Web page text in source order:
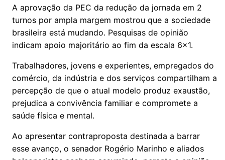
A aprovação da PEC da redução da jornada em 2
turnos por ampla margem mostrou que a sociedade
brasileira está mudando. Pesquisas de opinião
indicam apoio majoritário ao fim da escala 6x1.
Trabalhadores, jovens e experientes, empregados do
comércio, da indústria e dos serviços compartilham a
percepção de que o atual modelo produz exaustão,
prejudica a convivência familiar e compromete a
saúde física e mental.
Ao apresentar contraproposta destinada a barrar
esse avanço, o senador Rogério Marinho e aliados